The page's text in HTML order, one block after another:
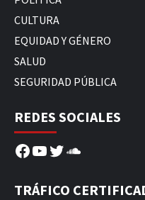
CULTURA
EQUIDAD Y GÉNERO
SALUD
SEGURIDAD PÚBLICA
REDES SOCIALES
Facebook
YouTube
Twitter
SoundCloud
TRÁFICO